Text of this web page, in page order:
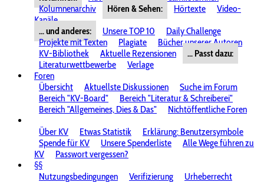
Kolumnenarchiv
Hören & Sehen: Hörtexte
Video-
Kanäle
... und anderes:
Unsere TOP 10
Daily Challenge
Projekte mit Texten
Plagiate
Bücher unserer Autoren
KV-Bibliothek
Aktuelle Rezensionen
... Passt dazu:
Literaturwettbewerbe
Verlage
Foren
Übersicht
Aktuellste Diskussionen
Suche im Forum
Bereich "KV-Board"
Bereich "Literatur & Schreiberei"
Bereich "Allgemeines, Dies & Das"
Nichtöffentliche Foren
Über KV
Etwas Statistik
Erklärung: Benutzersymbole
Spende für KV
Unsere Spenderliste
Alle Wege führen zu
KV
Passwort vergessen?
§§
Nutzungsbedingungen
Verifizierung
Urheberrecht